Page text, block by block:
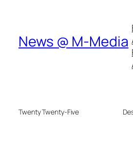
News @ M-Media
Twenty Twenty-Five